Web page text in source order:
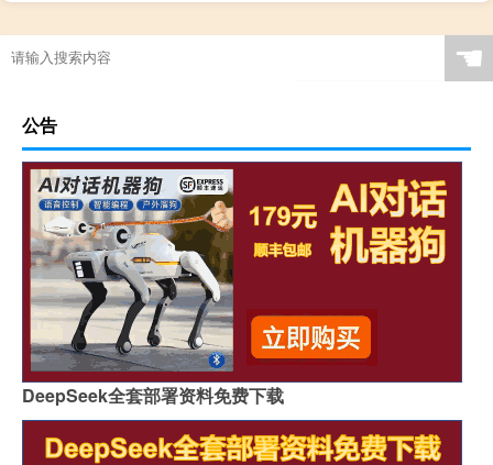
☚
公告
DeepSeek全套部署资料免费下载